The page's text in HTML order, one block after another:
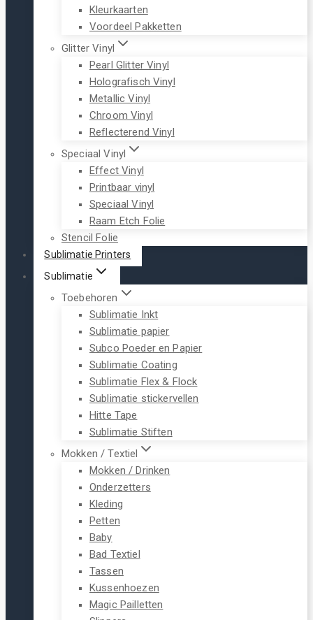
Kleurkaarten
Voordeel Pakketten
Glitter Vinyl
Pearl Glitter Vinyl
Holografisch Vinyl
Metallic Vinyl
Chroom Vinyl
Reflecterend Vinyl
Speciaal Vinyl
Effect Vinyl
Printbaar vinyl
Speciaal Vinyl
Raam Etch Folie
Stencil Folie
Sublimatie Printers
Sublimatie
Toebehoren
Sublimatie Inkt
Sublimatie papier
Subco Poeder en Papier
Sublimatie Coating
Sublimatie Flex & Flock
Sublimatie stickervellen
Hitte Tape
Sublimatie Stiften
Mokken / Textiel
Mokken / Drinken
Onderzetters
Kleding
Petten
Baby
Bad Textiel
Tassen
Kussenhoezen
Magic Pailletten